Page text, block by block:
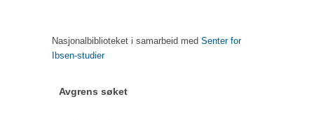
Nasjonalbiblioteket i samarbeid med Senter for
Ibsen-studier
Avgrens søket